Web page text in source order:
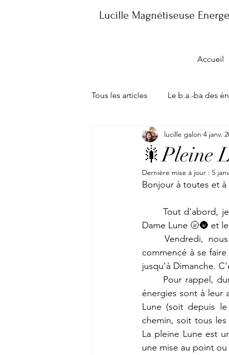
Lucille Magnétiseuse
Accueil
Tous les articles Le b.a.-ba des
Les consultations Ma
🎇Pleine
lucille galon 4 janv.
Dernière mise à jour : 5
Bonjour à toutes et à
Dame Lune 🌝🌚 et
commencé à se
jusqu'à Dimanche.
énergies sont à leur
Lune (soit depuis
chemin, soit tous
La pleine Lune est
une mise au point